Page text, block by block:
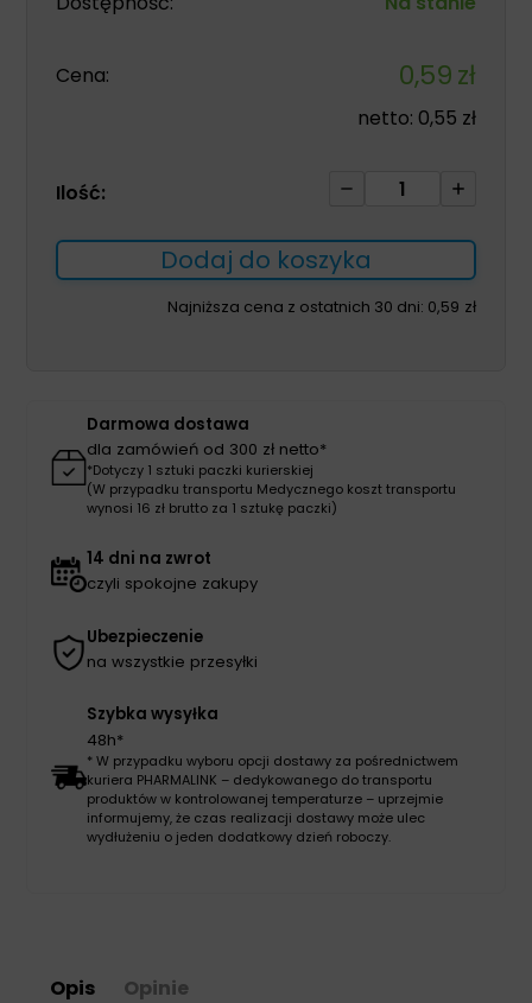
Cena: 0,59zł
netto: 0,55 zł
Ilość:
ilość
Nelaton
CH
16
Dodaj do koszyka
Najniższa cena z ostatnich 30 dni: 0,59 zł
Darmowa dostawa
dla zamówień od 300 zł netto*
*Dotyczy 1 sztuki paczki kurierskiej
(W przypadku transportu Medycznego koszt transportu
wynosi 16 zł brutto za 1 sztukę paczki)
14 dni na zwrot
czyli spokojne zakupy
Ubezpieczenie
na wszystkie przesyłki
Szybka wysyłka
48h*
* W przypadku wyboru opcji dostawy za pośrednictwem
kuriera PHARMALINK – dedykowanego do transportu
produktów w kontrolowanej temperaturze – uprzejmie
informujemy, że czas realizacji dostawy może ulec
wydłużeniu o jeden dodatkowy dzień roboczy.
Opis Opinie